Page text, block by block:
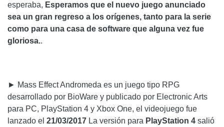
esperaba, Esperamos que el nuevo juego anunciado
sea un gran regreso a los orígenes, tanto para la serie
como para una casa de software que alguna vez fue
gloriosa..
► Mass Effect Andromeda es un juego tipo RPG
desarrollado por BioWare y publicado por Electronic Arts
para PC, PlayStation 4 y Xbox One, el videojuego fue
lanzado el 21/03/2017 La versión para PlayStation 4 salió